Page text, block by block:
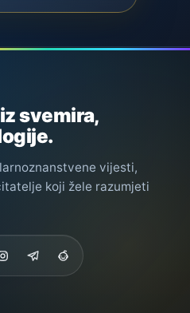
svemira,
vijesti,
koji žele razumjeti